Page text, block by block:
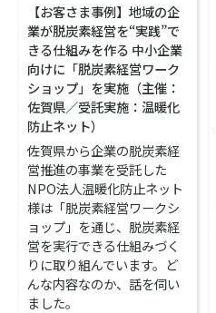
【お客さま事例】地域の企
業が脱炭素経営を“実践”で
きる仕組みを作る 中小企業
向けに「脱炭素経営ワーク
ショップ」を実施（主催：
佐賀県／受託実施：温暖化
防止ネット）
佐賀県から企業の脱炭素経
営推進の事業を受託した
NPO法人温暖化防止ネット
様は「脱炭素経営ワークシ
ョップ」を通じ、脱炭素経
営を実行できる仕組みづく
りに取り組んでいます。ど
んな内容なのか、話を伺い
ました。